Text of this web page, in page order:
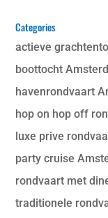
Categories
actieve
boottocht
havenrondvaart
hop on hop off
luxe prive
party cruise
rondvaart met
traditionele